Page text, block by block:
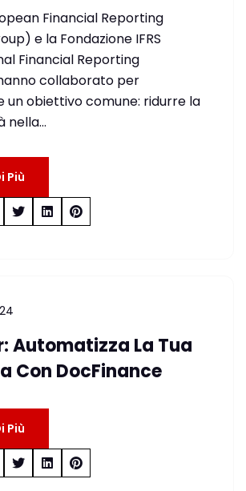
Financial Reporting
e la Fondazione IFRS
Financial Reporting
collaborato per
un obiettivo comune: ridurre la
nella…
Più
Automatizza La Tua
Con DocFinance
Più